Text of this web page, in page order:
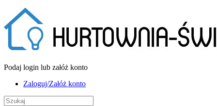
Podaj login lub załóż konto
Zaloguj/Załóż konto